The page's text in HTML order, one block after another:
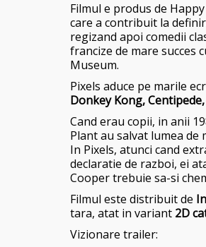
Filmul e produs de
care a contribuit la
regizand apoi comedii
francize de mare succes
Museum.
Pixels aduce pe marile
Donkey Kong,
Cand erau copii, in anii
Plant au salvat lumea de
In Pixels, atunci cand
declaratie de razboi, ei
Cooper trebuie sa-si
Filmul este distribuit de
tara, atat in variant 2D
Vizionare trailer: